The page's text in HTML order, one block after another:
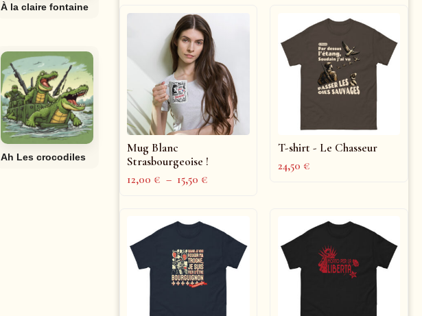
À la claire fontaine
Ah Les crocodiles
Mug Blanc
Strasbourgeoise !
12,00€ – 15,50€
T-shirt - Le Chasseur
24,50€